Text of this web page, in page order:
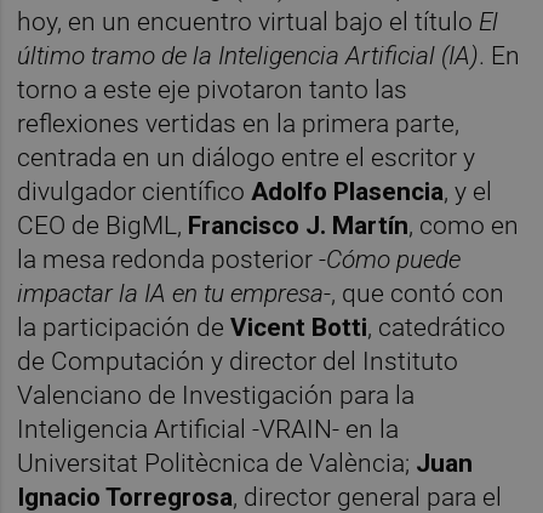
hoy, en un encuentro virtual bajo el título El
último tramo de la Inteligencia Artificial (IA). En
torno a este eje pivotaron tanto las
reflexiones vertidas en la primera parte,
centrada en un diálogo entre el escritor y
divulgador científico Adolfo Plasencia, y el
CEO de BigML, Francisco J. Martín, como en
la mesa redonda posterior -Cómo puede
impactar la IA en tu empresa-, que contó con
la participación deVicent Botti, catedrático
de Computación y director del Instituto
Valenciano de Investigación para la
Inteligencia Artificial -VRAIN- en la
Universitat Politècnica de València; Juan
Ignacio Torregrosa, director general para el